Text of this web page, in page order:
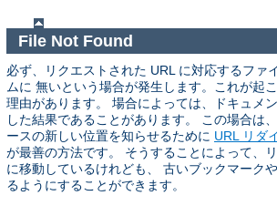
File Not Found
必ず、リクエストされた URL に対応するファ
ムに 無いという場合が発生します。これが起
理由があります。 場合によっては、ドキュメ
した結果であることがあります。 この場合は
ースの新しい位置を知らせるために URL リダ
が最善の方法です。 そうすることによって、
に移動しているけれども、 古いブックマーク
るようにすることができます。